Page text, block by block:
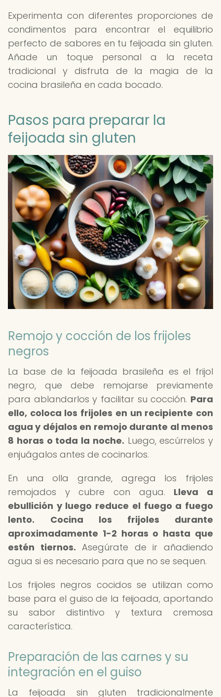
Experimenta con diferentes proporciones de
condimentos para encontrar el equilibrio
perfecto de sabores en tu feijoada sin gluten.
Añade un toque personal a la receta
tradicional y disfruta de la magia de la
cocina brasileña en cada bocado.
Pasos para preparar la
feijoada sin gluten
Remojo y cocción de los frijoles
negros
La base de la feijoada brasileña es el frijol
negro, que debe remojarse previamente
para ablandarlos y facilitar su cocción. Para
ello, coloca los frijoles en un recipiente con
agua y déjalos en remojo durante al menos
8 horas o toda la noche. Luego, escúrrelos y
enjuágalos antes de cocinarlos.
En una olla grande, agrega los frijoles
remojados y cubre con agua. Lleva a
ebullición y luego reduce el fuego a fuego
lento.
Cocina los frijoles durante
aproximadamente 1-2 horas o hasta que
estén tiernos. Asegúrate de ir añadiendo
agua si es necesario para que no se sequen.
Los frijoles negros cocidos se utilizan como
base para el guiso de la feijoada, aportando
su sabor distintivo y textura cremosa
característica.
Preparación de las carnes y su
integración en el guiso
La feijoada sin gluten tradicionalmente